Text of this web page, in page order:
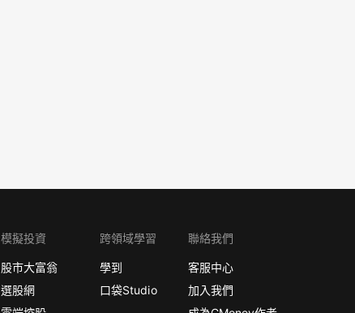
模擬投資
股市大富翁
選股網
跨領域學習
學到
口袋Studio
聯絡我們
客服中心
加入我們